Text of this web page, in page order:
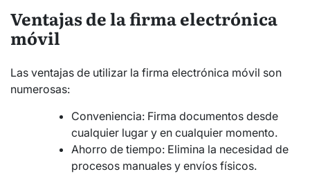
Ventajas de la firma electrónica
móvil
Las ventajas de utilizar la firma electrónica móvil son
numerosas:
Conveniencia: Firma documentos desde
cualquier lugar y en cualquier momento.
Ahorro de tiempo: Elimina la necesidad de
procesos manuales y envíos físicos.